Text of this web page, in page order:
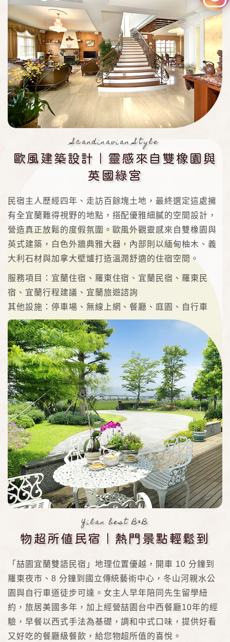
Scandinavian Style
歐風建築設計｜靈感來自雙橡園與
英國綠宮
民宿主人歷經四年、走訪百餘塊土地，最終選定這處擁
有全宜蘭難得視野的地點，搭配優雅細膩的空間設計，
營造真正放鬆的度假氛圍。歐風外觀靈感來自雙橡園與
英式建築，白色外牆典雅大器，內部則以緬甸柚木、義
大利石材與加拿大壁爐打造溫潤舒適的住宿空間。
服務項目：宜蘭住宿、羅東住宿、宜蘭民宿、羅東民
宿、宜蘭行程建議、宜蘭旅遊諮詢
其他設施：停車場、無線上網、餐廳、庭園、自行車
Yilan best B&B
物超所值民宿｜熱門景點輕鬆到
「喆園宜蘭雙語民宿」地理位置優越，開車 10 分鐘到
羅東夜市、8 分鐘到國立傳統藝術中心，冬山河親水公
園與自行車道徒步可達。女主人早年陪同先生留學紐
約，旅居美國多年，加上經營喆園台中西餐廳10年的經
驗，早餐以西式手法為基礎，調和中式口味，提供好看
又好吃的餐廳級餐飲，給您物超所值的喜悅。